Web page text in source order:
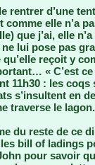
rentrer d’une
comme elle n’a
que j’ai, elle
lui pose pas
reçoit y
« C’est
11h30 : les
s’insultent en
traverse le
du reste de ce
bill of ladings
pour savoir